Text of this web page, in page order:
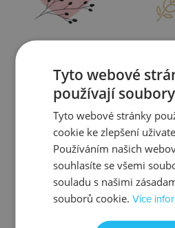
Kontrola
Tyto webové
používají
Tyto webové stránky
cookie ke zlepšení
Používáním našich
souhlasíte se všemi
souladu s našimi
souborů cookie.Více